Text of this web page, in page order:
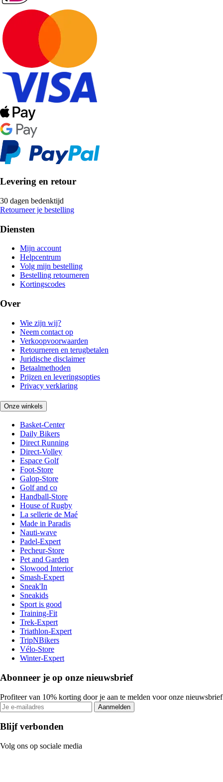
Levering en retour
30 dagen bedenktijd
Retourneer je bestelling
Diensten
Mijn account
Helpcentrum
Volg mijn bestelling
Bestelling retourneren
Kortingscodes
Over
Wie zijn wij?
Neem contact op
Verkoopvoorwaarden
Retourneren en terugbetalen
Juridische disclaimer
Betaalmethoden
Prijzen en leveringsopties
Privacy verklaring
Onze winkels
Basket-Center
Daily Bikers
Direct Running
Direct-Volley
Espace Golf
Foot-Store
Galop-Store
Golf and co
Handball-Store
House of Rugby
La sellerie de Maé
Made in Paradis
Nauti-wave
Padel-Expert
Pecheur-Store
Pet and Garden
Slowood Interior
Smash-Expert
Sneak'In
Sneakids
Sport is good
Training-Fit
Trek-Expert
Triathlon-Expert
TripNBikers
Vélo-Store
Winter-Expert
Abonneer je op onze nieuwsbrief
Profiteer van 10% korting door je aan te melden voor onze nieuwsbrief
Aanmelden
Blijf verbonden
Volg ons op sociale media